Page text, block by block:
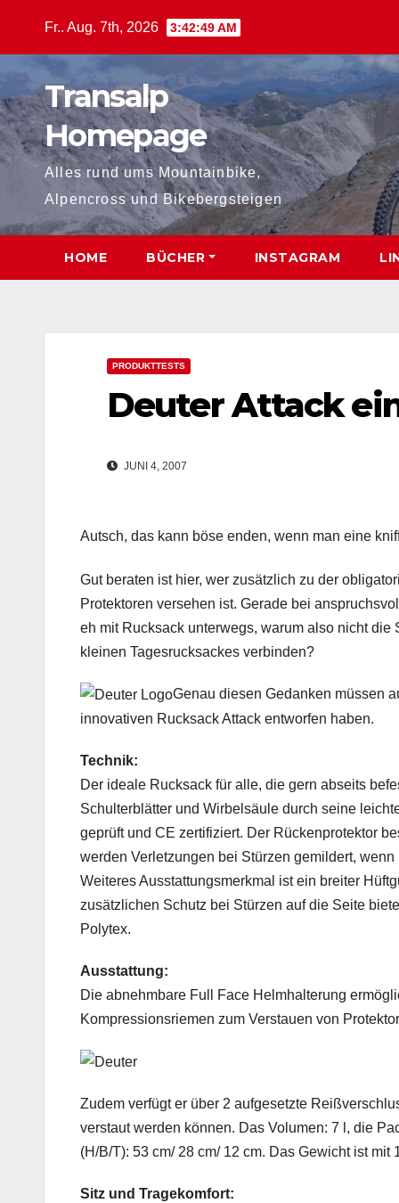
Fr.. Aug. 7th, 2026 3:42:50 AM
Transalp
Homepage
Alles rund ums Mountainbike,
Alpencross und Bikebergsteigen
HOME BÜCHER INSTAGRAM
PRODUKTTESTS
Deuter Attack
JUNI 4, 2007
Autsch, das kann böse enden, wenn man eine
Gut beraten ist hier, wer zusätzlich zu der
Protektoren versehen ist. Gerade bei
eh mit Rucksack unterwegs, warum also nicht
kleinen Tagesrucksackes verbinden?
Genau diesen Gedanken müssen
innovativen Rucksack Attack entworfen haben.
Technik:
Der ideale Rucksack für alle, die gern abseits
Schulterblätter und Wirbelsäule durch seine
geprüft und CE zertifiziert. Der Rückenprotektor
werden Verletzungen bei Stürzen gemildert,
Weiteres Ausstattungsmerkmal ist ein breiter
zusätzlichen Schutz bei Stürzen auf die Seite
Polytex.
Ausstattung:
Die abnehmbare Full Face Helmhalterung
Kompressionsriemen zum Verstauen von
Zudem verfügt er über 2 aufgesetzte
verstaut werden können. Das Volumen: 7 l, die
(H/B/T): 53 cm/ 28 cm/ 12 cm. Das Gewicht ist
Sitz und Tragekomfort: